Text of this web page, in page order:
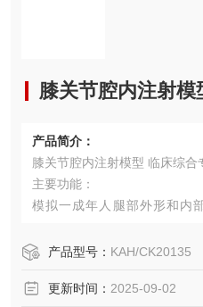
膝关节腔内注射
产品简介：
膝关节腔内注射模型 临床综合
主要功能：
模拟一成年人腿部外形和内
解剖结构准确，具有胫骨、股
可进行膝关节穿刺术病人体位示
产品型号： KAH/CK20135
更新时间： 2025-09-02